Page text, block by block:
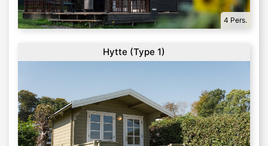
4 Pers.
Hytte (Type 1)